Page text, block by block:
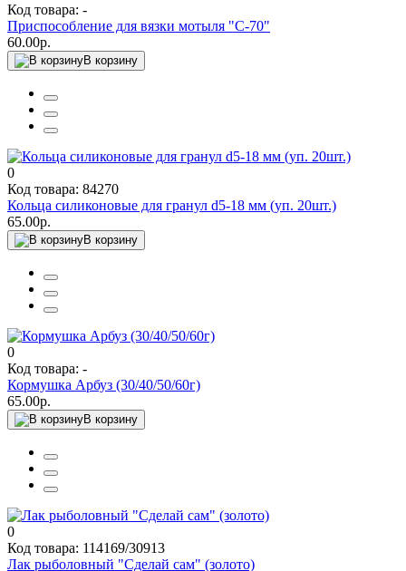
Код товара: -
Приспособление для вязки мотыля "С-70"
60.00р.
В корзину
0
Код товара: 84270
Кольца силиконовые для гранул d5-18 мм (уп. 20шт.)
65.00р.
В корзину
0
Код товара: -
Кормушка Арбуз (30/40/50/60г)
65.00р.
В корзину
0
Код товара: 114169/30913
Лак рыболовный "Сделай сам" (золото)